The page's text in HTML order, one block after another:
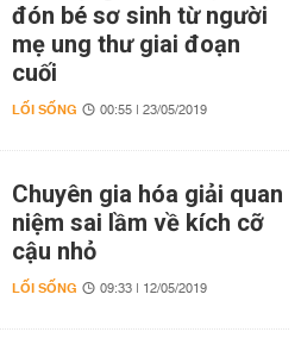
đón bé sơ sinh từ người
mẹ ung thư giai đoạn
cuối
LỐI SỐNG 00:55 | 23/05/2019
Chuyên gia hóa giải quan
niệm sai lầm về kích cỡ
cậu nhỏ
LỐI SỐNG 09:33 | 12/05/2019